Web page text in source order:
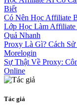
Biết
Có Nên Học Affiliate
Lớp Học Làm
Quả Nhanh
Proxy Là Gì? Cách
Morelogin
Sự Thật Về Proxy:
Online
Tác giả